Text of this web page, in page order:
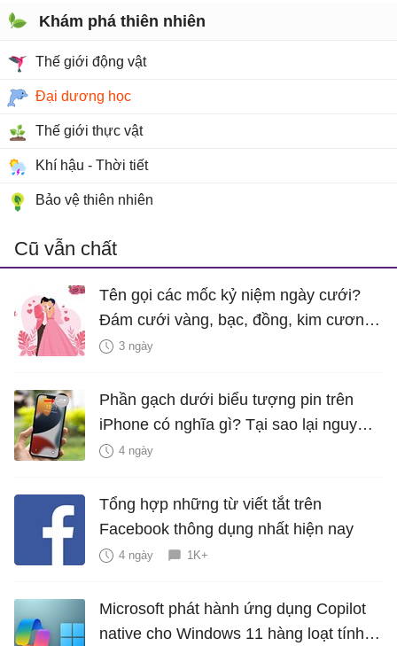
Khám phá thiên nhiên
Thế giới động vật
Đại dương học
Thế giới thực vật
Khí hậu - Thời tiết
Bảo vệ thiên nhiên
Cũ vẫn chất
Tên gọi các mốc kỷ niệm ngày cưới?
Đám cưới vàng, bạc, đồng, kim cương
là bao nhiêu năm?
3 ngày
Phần gạch dưới biểu tượng pin trên
iPhone có nghĩa gì? Tại sao lại nguy
hiểm?
4 ngày
Tổng hợp những từ viết tắt trên
Facebook thông dụng nhất hiện nay
4 ngày 1K+
Microsoft phát hành ứng dụng Copilot
native cho Windows 11 hàng loạt tính